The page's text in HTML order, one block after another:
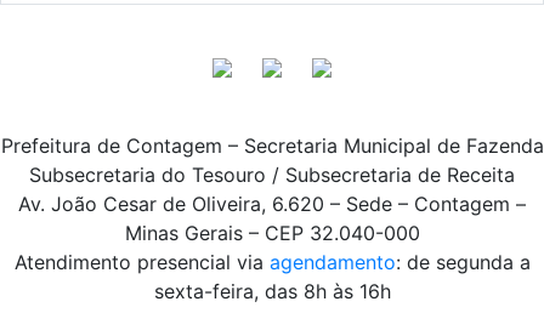
Prefeitura de Contagem – Secretaria Municipal de Fazenda
Subsecretaria do Tesouro / Subsecretaria de Receita
Av. João Cesar de Oliveira, 6.620 – Sede – Contagem –
Minas Gerais – CEP 32.040-000
Atendimento presencial via agendamento: de segunda a
sexta-feira, das 8h às 16h